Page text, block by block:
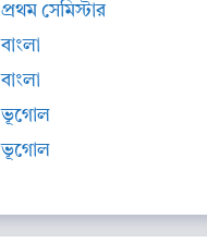
প্রথম সেমিস্টার
বাংলা
বাংলা
ভূগোল
ভূগোল